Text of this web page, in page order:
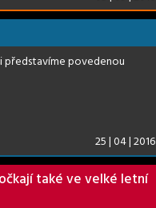
představíme povedenou
25 | 04 | 2016
také ve velké letní